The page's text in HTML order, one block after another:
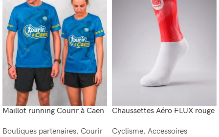
Maillot running Courir à Caen
Boutiques partenaires, Courir
Chaussettes Aéro FLUX rouge
Cyclisme, Accessoires